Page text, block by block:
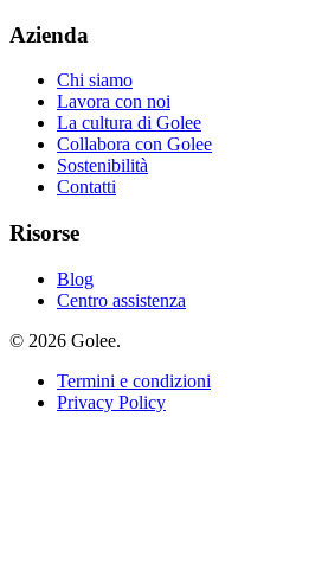
Azienda
Chi siamo
Lavora con noi
La cultura di Golee
Collabora con Golee
Sostenibilità
Contatti
Risorse
Blog
Centro assistenza
© 2026 Golee.
Termini e condizioni
Privacy Policy